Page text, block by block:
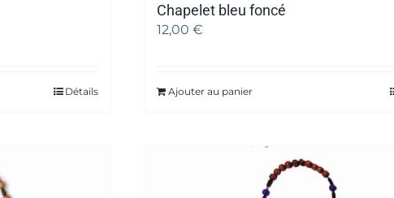
Détails
Chapelet bleu foncé
12,00€
Ajouter au panier